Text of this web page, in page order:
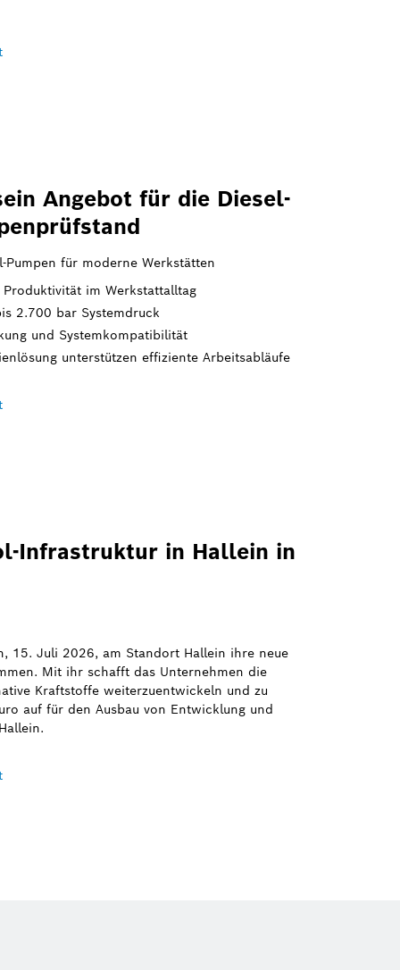
Angebot für die Diesel-
für moderne Werkstätten
im Werkstattalltag
2.700 bar Systemdruck
und Systemkompatibilität
unterstützen effiziente Arbeitsabläufe
Infrastruktur in Hallein in
15. Juli 2026, am Standort Hallein ihre neue
Mit ihr schafft das Unternehmen die
Kraftstoffe weiterzuentwickeln und zu
auf für den Ausbau von Entwicklung und